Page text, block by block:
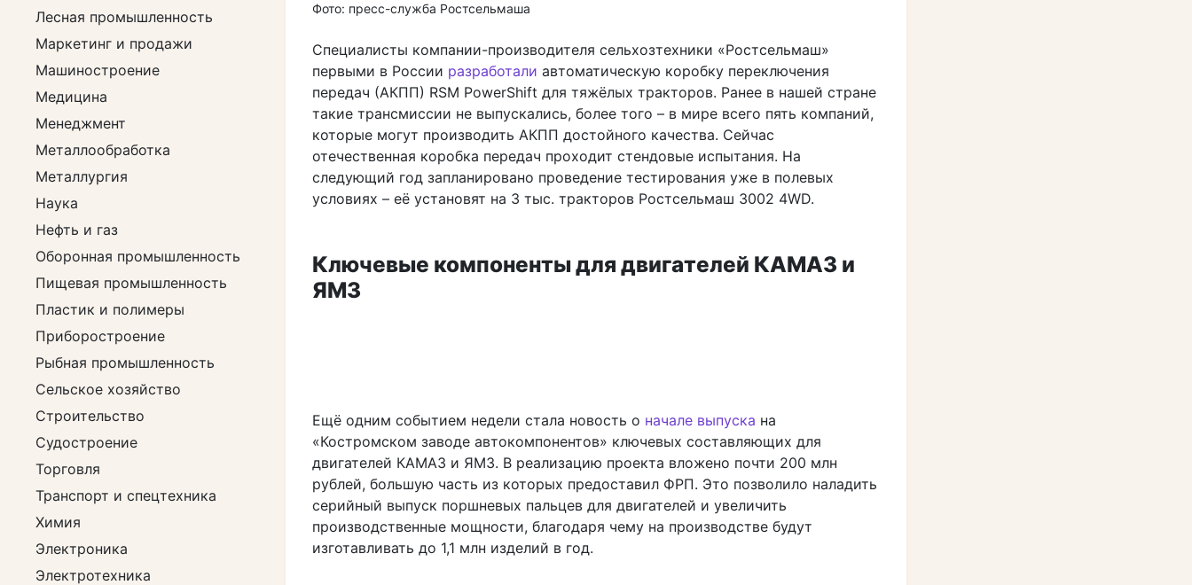
Фото: пресс-служба Ростсельмаша
Специалисты компании-производителя сельхозтехники «Ростсельмаш»
первыми в России разработали автоматическую коробку переключения
передач (АКПП) RSM PowerShift для тяжёлых тракторов. Ранее в нашей стране
такие трансмиссии не выпускались, более того – в мире всего пять компаний,
которые могут производить АКПП достойного качества. Сейчас
отечественная коробка передач проходит стендовые испытания. На
следующий год запланировано проведение тестирования уже в полевых
условиях – её установят на 3 тыс. тракторов Ростсельмаш 3002 4WD.
Ключевые компоненты для двигателей КАМАЗ и
ЯМЗ
Ещё одним событием недели стала новость о начале выпуска на
«Костромском заводе автокомпонентов» ключевых составляющих для
двигателей КАМАЗ и ЯМЗ. В реализацию проекта вложено почти 200 млн
рублей, большую часть из которых предоставил ФРП. Это позволило наладить
серийный выпуск поршневых пальцев для двигателей и увеличить
производственные мощности, благодаря чему на производстве будут
изготавливать до 1,1 млн изделий в год.
Лесная промышленность
Маркетинг и продажи
Машиностроение
Медицина
Менеджмент
Металлообработка
Металлургия
Наука
Нефть и газ
Оборонная промышленность
Пищевая промышленность
Пластик и полимеры
Приборостроение
Рыбная промышленность
Сельское хозяйство
Строительство
Судостроение
Торговля
Транспорт и спецтехника
Химия
Электроника
Электротехника